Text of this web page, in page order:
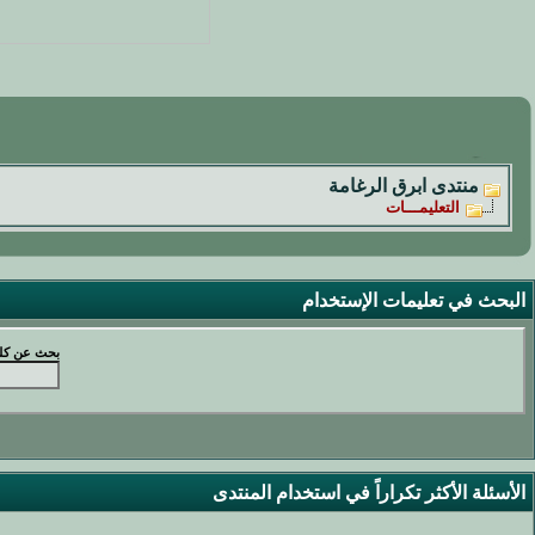
منتدى ابرق الرغامة
التعليمـــات
البحث في تعليمات الإستخدام
بحث عن
الأسئلة الأكثر تكراراً في استخدام المنتدى